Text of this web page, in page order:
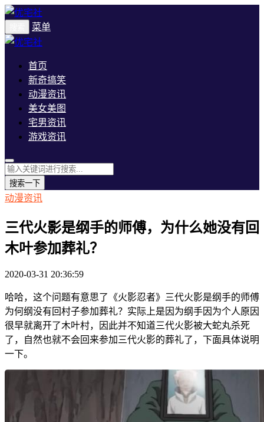
菜单
首页
新奇搞笑
动漫资讯
美女美图
宅男资讯
游戏资讯
搜索一下
动漫资讯
三代火影是纲手的师傅，为什么她没有回
木叶参加葬礼？
2020-03-31 20:36:59
哈哈，这个问题有意思了《火影忍者》三代火影是纲手的师傅
为何纲没有回村子参加葬礼？实际上是因为纲手因为个人原因
很早就离开了木叶村，因此并不知道三代火影被大蛇丸杀死
了，自然也就不会回来参加三代火影的葬礼了，下面具体说明
一下。